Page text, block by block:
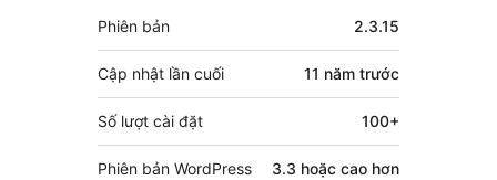
Meta
Phiên bản 2.3.15
Cập nhật lần cuối 11 năm trước
Số lượt cài đặt 100+
Phiên bản WordPress 3.3 hoặc cao hơn